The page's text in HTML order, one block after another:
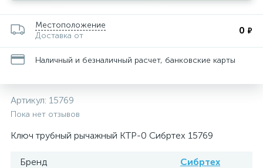
Местоположение
Доставка от
0 ₽
Наличный и безналичный расчет, банковские карты
Артикул: 15769
Пока нет отзывов
Ключ трубный рычажный КТР-0 Сибртех 15769
Бренд
Сибртех